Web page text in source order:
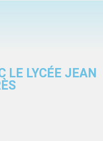
LE LYCÉE JEAN